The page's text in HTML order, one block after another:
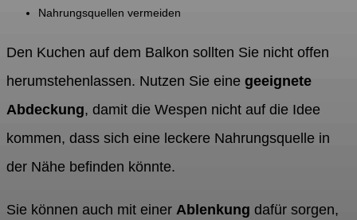
Nahrungsquellen vermeiden
Den Kuchen auf dem Balkon sollten Sie nicht offen
herumstehenlassen. Nutzen Sie eine geeignete
Abdeckung, damit die Wespen nicht auf die Idee
kommen, dass sich eine leckere Nahrungsquelle in
der Nähe befinden könnte.
Sie können auch mit einer Ablenkung dafür sorgen,